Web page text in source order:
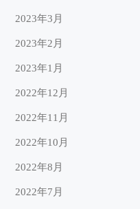
2023年3月
2023年2月
2023年1月
2022年12月
2022年11月
2022年10月
2022年8月
2022年7月